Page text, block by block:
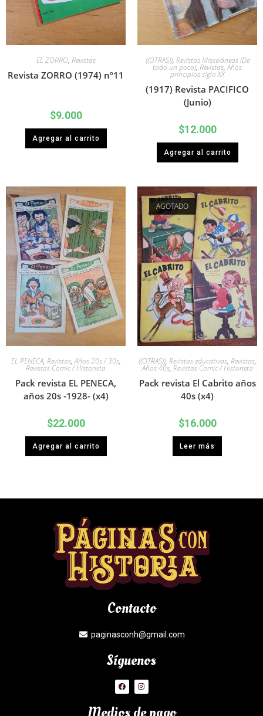
EL ZORRO, Revistas
Revista ZORRO (1974) nº11
$9.000
Agregar al carrito
((OTRAS)), Revistas Misceláneas (De
todo un poco), Revistas,Años
principios siglo XX
(1917) Revista PACIFICO
(Junio)
$12.000
Agregar al carrito
EL PENECA, Revistas,Años 20s / 30s,
Revistas Comic / Historieta
Pack revista EL PENECA,
años 20s -1928- (x4)
$22.000
Agregar al carrito
AGOTADO
((OTRAS)), Revistas educativas, Revistas,
Años 40s, Revistas Comic / Historieta
Pack revista El Cabrito años
40s (x4)
$16.000
Leer más
Contacto
paginasconh@gmail.com
Síguenos